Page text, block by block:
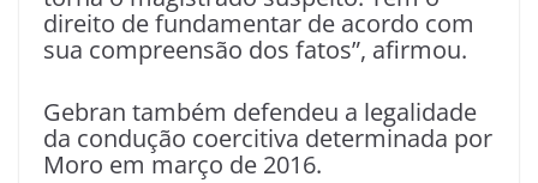
direito de fundamentar de acordo com
sua compreensão dos fatos”, afirmou.
Gebran também defendeu a legalidade
da condução coercitiva determinada por
Moro em março de 2016.